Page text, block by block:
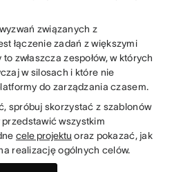
związanych z
łączenie zadań z większymi
zwłaszcza zespołów, w których
w silosach i które nie
do zarządzania czasem.
spróbuj skorzystać z szablonów
wszystkim
cele projektu oraz pokazać, jak
realizację ogólnych celów.